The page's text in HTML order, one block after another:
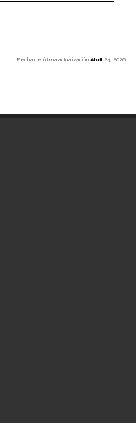
Fecha de última actualización Abril 24, 2026